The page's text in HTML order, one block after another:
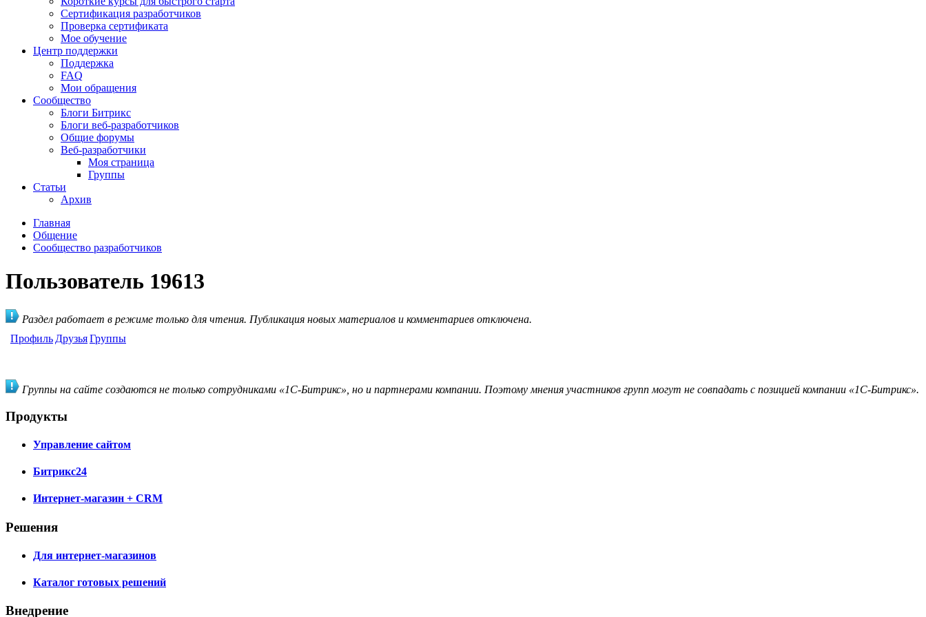
Сертификация разработчиков
Проверка сертификата
Мое обучение
Центр поддержки
Поддержка
FAQ
Мои обращения
Сообщество
Блоги Битрикс
Блоги веб-разработчиков
Общие форумы
Веб-разработчики
Моя страница
Группы
Статьи
Архив
Главная
Общение
Сообщество разработчиков
Пользователь 19613
Раздел работает в режиме только для чтения. Публикация новых материалов и комментариев отключена.
Профиль ДрузьяГруппы
Группы на сайте создаются не только сотрудниками «1С-Битрикс», но и партнерами компании. Поэтому мнения участников групп могут не совпадать с позицией компании «1С-Битрикс».
Продукты
Управление сайтом
Битрикс24
Интернет-магазин + CRM
Решения
Для интернет-магазинов
Каталог готовых решений
Внедрение